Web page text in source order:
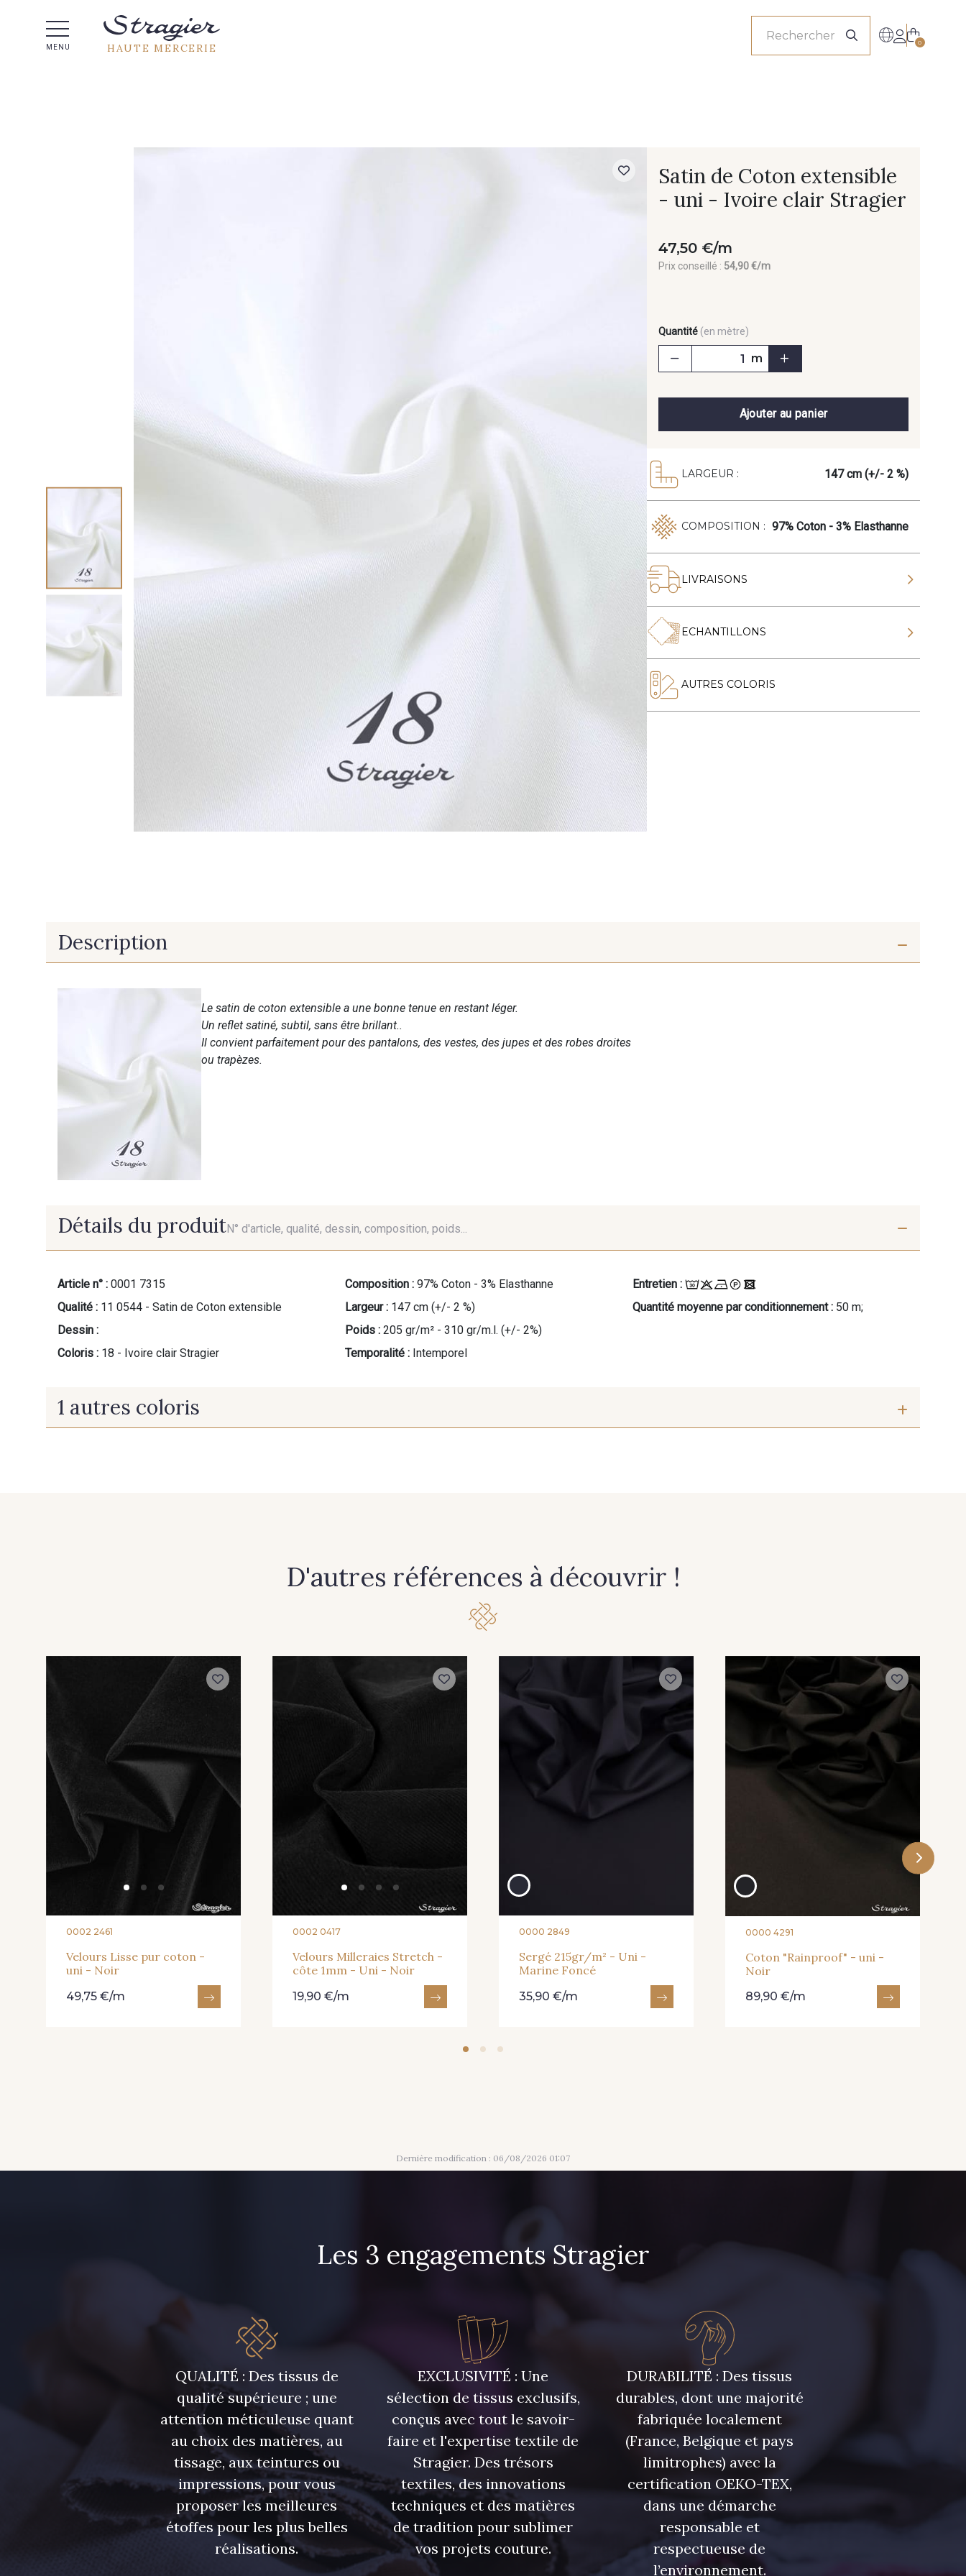
MENU HAUTE MERCERIE 0
Satin de Coton extensible
- uni - Ivoire clair Stragier
47,50 €/m
Prix conseillé : 54,90 €/m
Quantité (en mètre)
m
Ajouter au panier
LARGEUR : 147 cm (+/- 2 %)
COMPOSITION : 97% Coton - 3% Elasthanne
LIVRAISONS
ECHANTILLONS
AUTRES COLORIS
Description
Le satin de coton extensible a une bonne tenue en restant léger.
Un reflet satiné, subtil, sans être brillant..
Il convient parfaitement pour des pantalons, des vestes, des jupes et des robes droites
ou trapèzes.
Détails du produitN° d'article, qualité, dessin, composition, poids...
Article n° : 0001 7315
Qualité : 11 0544 - Satin de Coton extensible
Dessin :
Coloris : 18 - Ivoire clair Stragier
Composition : 97% Coton - 3% Elasthanne
Largeur : 147 cm (+/- 2 %)
Poids : 205 gr/m² - 310 gr/m.l. (+/- 2%)
Temporalité : Intemporel
Entretien :
Quantité moyenne par conditionnement : 50 m;
1 autres coloris
D'autres références à découvrir !
0002 2461
Velours Lisse pur coton -
uni - Noir
49,75 €/m
0002 0417
Velours Milleraies Stretch -
côte 1mm - Uni - Noir
19,90 €/m
0000 2849
Sergé 215gr/m² - Uni -
Marine Foncé
35,90 €/m
0000 4291
Coton "Rainproof" - uni -
Noir
89,90 €/m
Dernière modification : 06/08/2026 01:07
Les 3 engagements Stragier
QUALITÉ : Des tissus de
qualité supérieure ; une
attention méticuleuse quant
au choix des matières, au
tissage, aux teintures ou
impressions, pour vous
proposer les meilleures
étoffes pour les plus belles
réalisations.
EXCLUSIVITÉ : Une
sélection de tissus exclusifs,
conçus avec tout le savoir-
faire et l'expertise textile de
Stragier. Des trésors
textiles, des innovations
techniques et des matières
de tradition pour sublimer
vos projets couture.
DURABILITÉ : Des tissus
durables, dont une majorité
fabriquée localement
(France, Belgique et pays
limitrophes) avec la
certification OEKO-TEX,
dans une démarche
responsable et
respectueuse de
l’environnement.